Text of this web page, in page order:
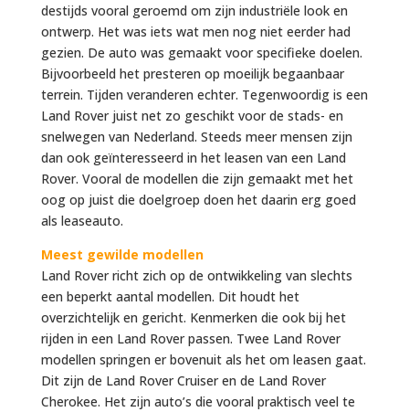
destijds vooral geroemd om zijn industriële look en
ontwerp. Het was iets wat men nog niet eerder had
gezien. De auto was gemaakt voor specifieke doelen.
Bijvoorbeeld het presteren op moeilijk begaanbaar
terrein. Tijden veranderen echter. Tegenwoordig is een
Land Rover juist net zo geschikt voor de stads- en
snelwegen van Nederland. Steeds meer mensen zijn
dan ook geïnteresseerd in het leasen van een Land
Rover. Vooral de modellen die zijn gemaakt met het
oog op juist die doelgroep doen het daarin erg goed
als leaseauto.
Meest gewilde modellen
Land Rover richt zich op de ontwikkeling van slechts
een beperkt aantal modellen. Dit houdt het
overzichtelijk en gericht. Kenmerken die ook bij het
rijden in een Land Rover passen. Twee Land Rover
modellen springen er bovenuit als het om leasen gaat.
Dit zijn de Land Rover Cruiser en de Land Rover
Cherokee. Het zijn auto’s die vooral praktisch veel te